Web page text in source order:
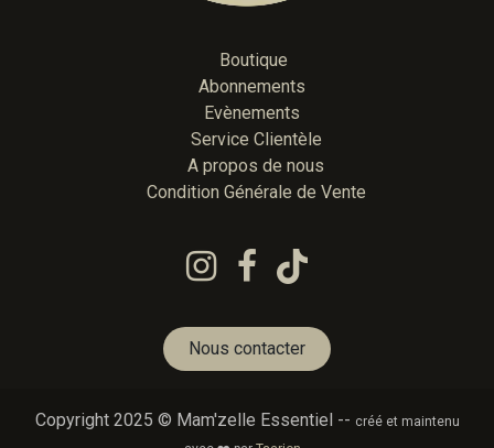
Boutique
Abonnements
Evènements
Service Clientèle
A propos de nous
Condition Générale de Vente
Nous contacter
Copyright 2025 © Mam'zelle Essentiel -- créé et maintenu